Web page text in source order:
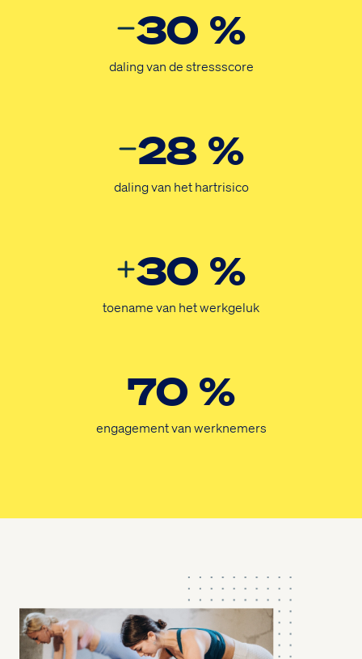
30 %
daling van de stressscore
28 %
daling van het hartrisico
30 %
toename van het werkgeluk
70 %
engagement van werknemers